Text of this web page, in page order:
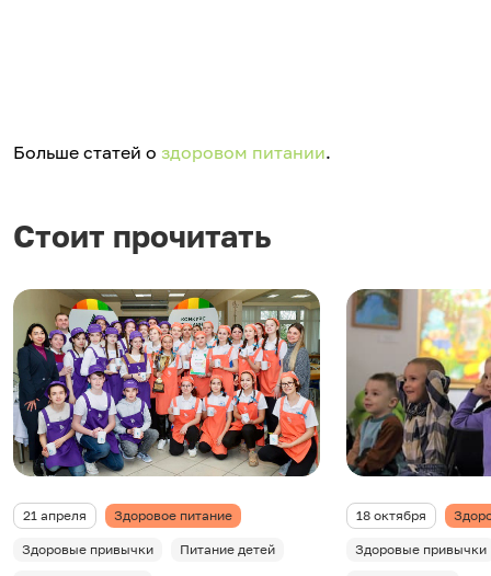
Больше статей о здоровом питании.
Стоит прочитать
21 апреля Здоровое питание
Здоровые привычки
Питание детей
18 октября
Здоровые привычки